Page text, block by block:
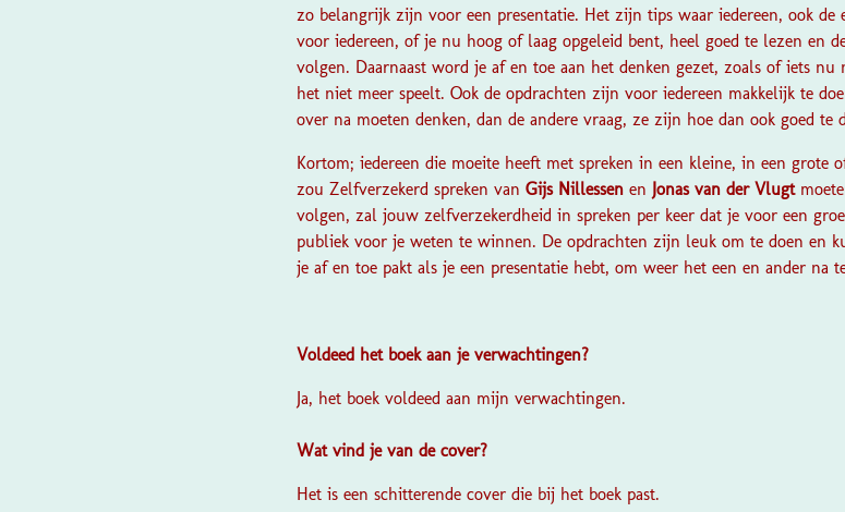
zo belangrijk zijn voor een presentatie. Het zijn tips waar iedereen, ook de
voor iedereen, of je nu hoog of laag opgeleid bent, heel goed te lezen en
volgen. Daarnaast word je af en toe aan het denken gezet, zoals of iets
het niet meer speelt. Ook de opdrachten zijn voor iedereen makkelijk te
over na moeten denken, dan de andere vraag, ze zijn hoe dan ook goed te
Kortom; iedereen die moeite heeft met spreken in een kleine, in een grote
zou Zelfverzekerd spreken van Gijs Nillessen en Jonas van der Vlugt
volgen, zal jouw zelfverzekerdheid in spreken per keer dat je voor een
publiek voor je weten te winnen. De opdrachten zijn leuk om te doen en
je af en toe pakt als je een presentatie hebt, om weer het een en ander na
Voldeed het boek aan je verwachtingen?
Ja, het boek voldeed aan mijn verwachtingen.
Wat vind je van de cover?
Het is een schitterende cover die bij het boek past.